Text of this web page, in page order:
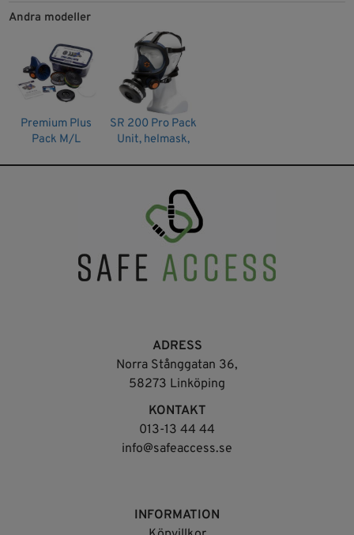
Färg: Blå
Ursprungsland: Sverige
Användningstemperatur: -10 – +55 °C, < 90 % RH
Förvaringstemperatur: -20 – +40 °C, < 90 % RH
Tilldelad skyddsfaktor : 20
Nominell skyddsfaktor: 48 (P3), 50 (GasX), 48 (GasX P3)
Godkännande: EN 140:1998
Direktiv 1: (EU) 2016/425 PPE
Andra modeller
Premium Plus
Pack M/L
SR 200 Pro Pack
Unit, helmask,
ADRESS
Norra Stånggatan 36,
58273 Linköping
KONTAKT
013-13 44 44
info@safeaccess.se
INFORMATION